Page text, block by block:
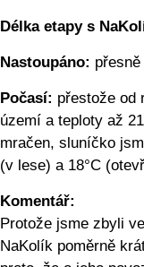
Délka etapy s
Nastoupáno:
Počasí: přestože od
území a teploty až
mračen, sluníčko
(v lese) a 18°C
Komentář:
Protože jsme zbyli
NaKolík poměrně